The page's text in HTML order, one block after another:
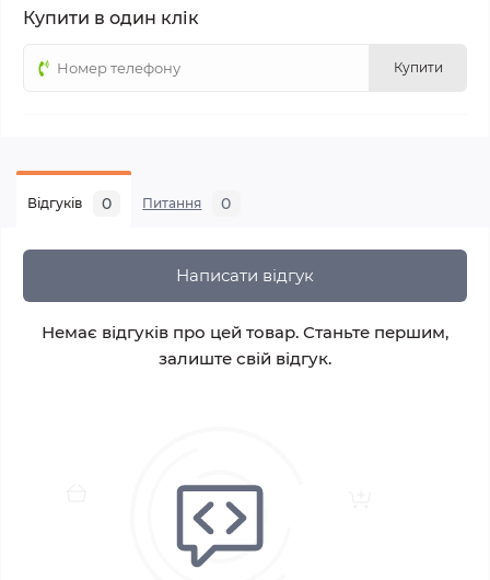
Купити в один клік
Купити
Відгуків 0 Питання 0
Написати відгук
Немає відгуків про цей товар. Станьте першим,
залиште свій відгук.